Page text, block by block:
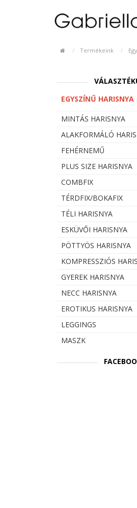
Termékeink
EGYSZÍNŰ HARISNYA
MINTÁS HARISNYA
ALAKFORMÁLÓ
FEHÉRNEMŰ
PLUS SIZE HARISNYA
COMBFIX
TÉRDFIX/BOKAFIX
TÉLI HARISNYA
ESKÜVŐI HARISNYA
PÖTTYÖS HARISNYA
KOMPRESSZIÓS
GYEREK HARISNYA
NECC HARISNYA
EROTIKUS HARISNYA
LEGGINGS
MASZK